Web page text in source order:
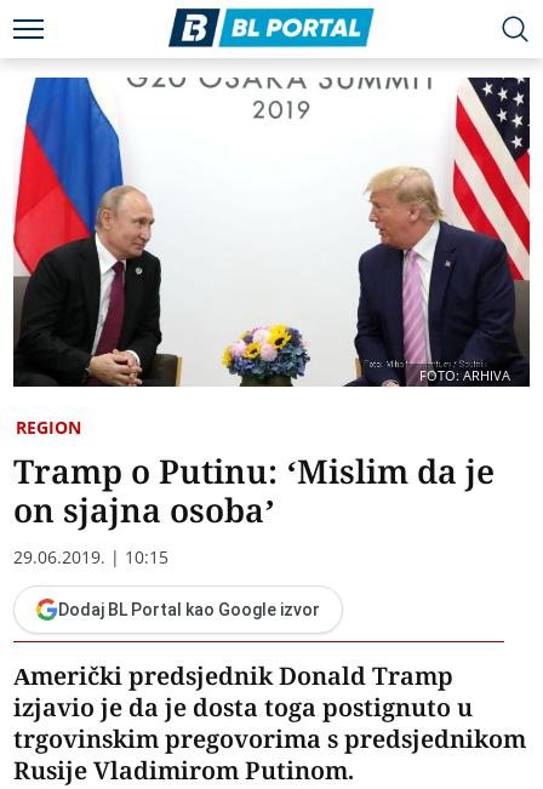
FOTO: ARHIVA
REGION
Tramp o Putinu: ‘Mislim da je
on sjajna osoba’
29.06.2019. | 10:15
Dodaj BL Portal kao Google izvor
Američki predsjednik Donald Tramp
izjavio je da je dosta toga postignuto u
trgovinskim pregovorima s predsjednikom
Rusije Vladimirom Putinom.